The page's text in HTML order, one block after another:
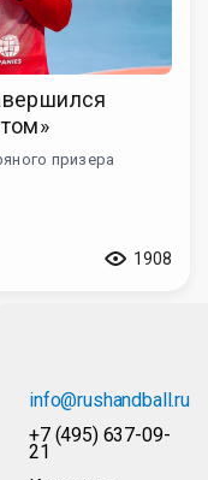
призера
1908
info@rushandball.ru
+7 (495) 637-09-
21